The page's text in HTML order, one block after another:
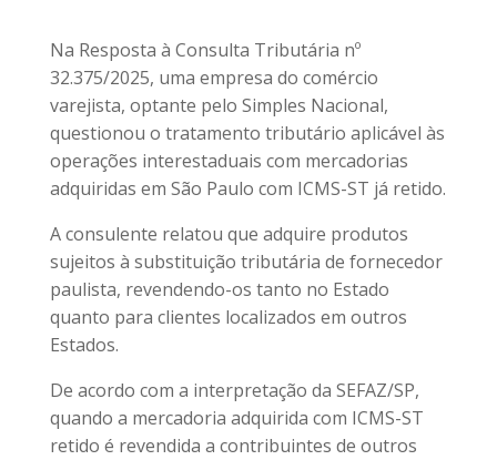
Na Resposta à Consulta Tributária nº
32.375/2025, uma empresa do comércio
varejista, optante pelo Simples Nacional,
questionou o tratamento tributário aplicável às
operações interestaduais com mercadorias
adquiridas em São Paulo com ICMS-ST já retido.
A consulente relatou que adquire produtos
sujeitos à substituição tributária de fornecedor
paulista, revendendo-os tanto no Estado
quanto para clientes localizados em outros
Estados.
De acordo com a interpretação da SEFAZ/SP,
quando a mercadoria adquirida com ICMS-ST
retido é revendida a contribuintes de outros